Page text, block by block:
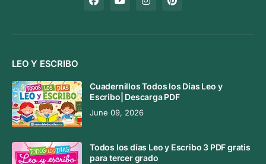
LEO Y ESCRIBO
Cuadernillos Todos los Días Leo y
Escribo| Descarga PDF
June 09, 2026
Todos los días Leo y Escribo 3 PDF gratis
para tercer grado